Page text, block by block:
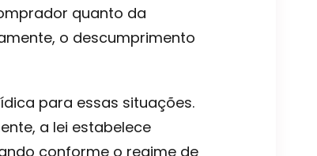
quanto da
o descumprimento
para essas situações.
a lei estabelece
conforme o regime de